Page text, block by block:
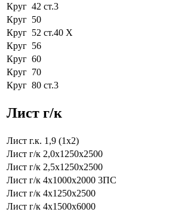
Круг 42 ст.3
Круг 50
Круг 52 ст.40 Х
Круг 56
Круг 60
Круг 70
Круг 80 ст.3
Лист г/к
Лист г.к. 1,9 (1х2)
Лист г/к 2,0х1250х2500
Лист г/к 2,5х1250х2500
Лист г/к 4х1000х2000 3ПС
Лист г/к 4х1250х2500
Лист г/к 4х1500х6000